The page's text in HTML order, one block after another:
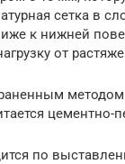
сетка в
к нижней
от
цементно-
по